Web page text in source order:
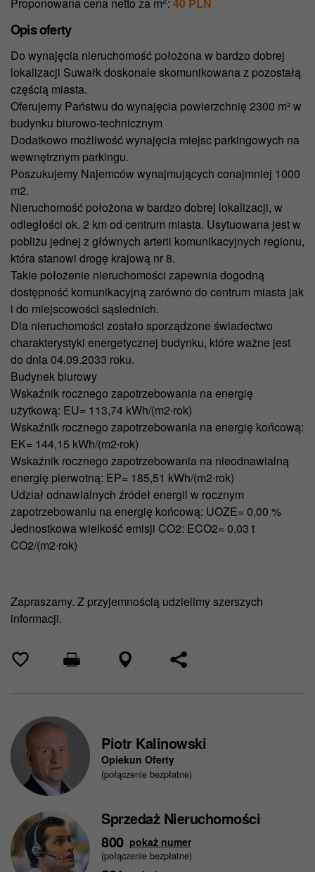
Opis oferty
Do wynajęcia nieruchomość położona w bardzo dobrej
lokalizacji Suwałk doskonale skomunikowana z pozostałą
częścią miasta.
Oferujemy Państwu do wynajęcia powierzchnię 2300 m² w
budynku biurowo-technicznym
Dodatkowo możliwość wynajęcia miejsc parkingowych na
wewnętrznym parkingu.
Poszukujemy Najemców wynajmujących conajmniej 1000
m2.
Nieruchomość położona w bardzo dobrej lokalizacji, w
odległości ok. 2 km od centrum miasta. Usytuowana jest w
pobliżu jednej z głównych arterii komunikacyjnych regionu,
która stanowi drogę krajową nr 8.
Takie położenie nieruchomości zapewnia dogodną
dostępność komunikacyjną zarówno do centrum miasta jak
i do miejscowości sąsiednich.
Dla nieruchomości zostało sporządzone świadectwo
charakterystyki energetycznej budynku, które ważne jest
do dnia 04.09.2033 roku.
Budynek biurowy
Wskaźnik rocznego zapotrzebowania na energię
użytkową: EU= 113,74 kWh/(m2∙rok)
Wskaźnik rocznego zapotrzebowania na energię końcową:
EK= 144,15 kWh/(m2∙rok)
Wskaźnik rocznego zapotrzebowania na nieodnawialną
energię pierwotną: EP= 185,51 kWh/(m2∙rok)
Udział odnawialnych źródeł energii w rocznym
zapotrzebowaniu na energię końcową: UOZE= 0,00 %
Jednostkowa wielkość emisji CO2: ECO2= 0,03 t
CO2/(m2∙rok)
Zapraszamy. Z przyjemnością udzielimy szerszych
informacji.
Piotr Kalinowski
Opiekun Oferty
(połączenie bezpłatne)
Sprzedaż Nieruchomości
800 pokaż numer
(połączenie bezpłatne)